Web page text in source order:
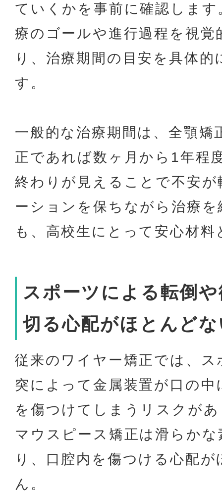
ていくかを事前に確認しま
療のゴールや進行過程を視
り、治療期間の目安を具体
す。
一般的な治療期間は、全顎矯
正であれば数ヶ月から1年程
終わりが見えることで不安
ーションを保ちながら治療
も、高校生にとって安心材
スポーツによる転倒
切る心配がほとんど
従来のワイヤー矯正では、
突によって金属装置が口の
を傷つけてしまうリスクが
マウスピース矯正は滑らか
り、口腔内を傷つける心配
ん。